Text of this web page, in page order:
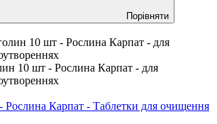
Порівняти
10 шт - Рослина Карпат - для